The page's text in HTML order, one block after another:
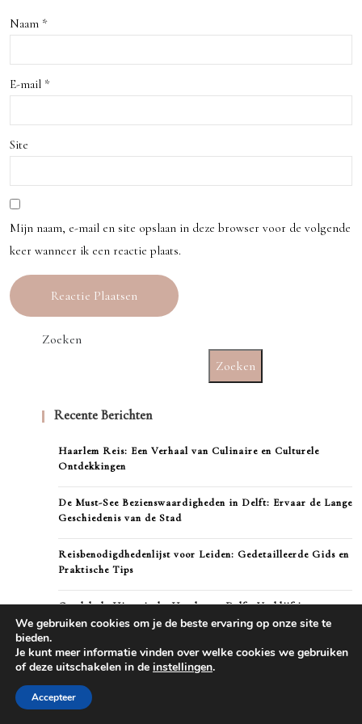
Naam *
E-mail *
Site
Mijn naam, e-mail en site opslaan in deze browser voor de volgende
keer wanneer ik een reactie plaats.
Zoeken
Zoeken
Recente Berichten
Haarlem Reis: Een Verhaal van Culinaire en Culturele
Ontdekkingen
De Must-See Bezienswaardigheden in Delft: Ervaar de Lange
Geschiedenis van de Stad
Reisbenodigdhedenlijst voor Leiden: Gedetailleerde Gids en
Praktische Tips
Ontdek de Historische Hotels van Delft: Verblijf in
Koninklijke Luxe
Delft Shopping Gids: De Meest Kenmerkende Souvenirs van
Nederland om mee naar huis te nemen
We gebruiken cookies om je de beste ervaring op onze site te
bieden.
Je kunt meer informatie vinden over welke cookies we gebruiken
of deze uitschakelen in de instellingen.
Accepteer